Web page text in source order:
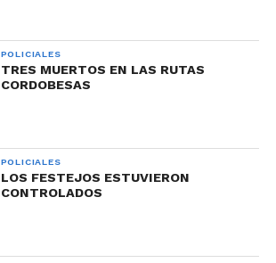
POLICIALES
TRES MUERTOS EN LAS RUTAS
CORDOBESAS
POLICIALES
LOS FESTEJOS ESTUVIERON
CONTROLADOS